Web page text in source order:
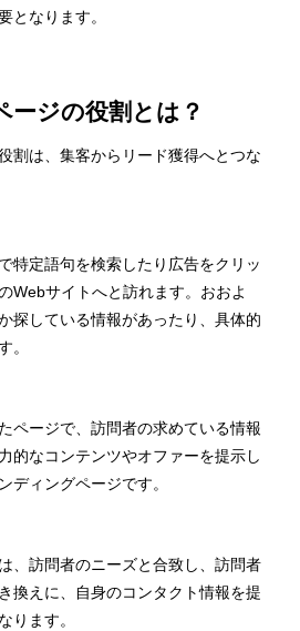
となります。
ージの役割とは？
割は、集客からリード獲得へとつな
特定語句を検索したり広告をクリッ
Webサイトへと訪れます。おおよ
探している情報があったり、具体的
。
ページで、訪問者の求めている情報
的なコンテンツやオファーを提示し
ディングページです。
、訪問者のニーズと合致し、訪問者
換えに、自身のコンタクト情報を提
ります。